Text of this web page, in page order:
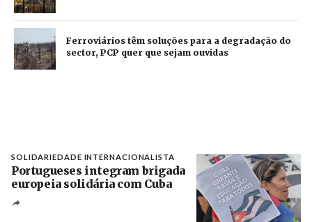
Ferroviários têm soluções para a degradação do
sector, PCP quer que sejam ouvidas
SOLIDARIEDADE INTERNACIONALISTA
Portugueses integram brigada
europeia solidária com Cuba